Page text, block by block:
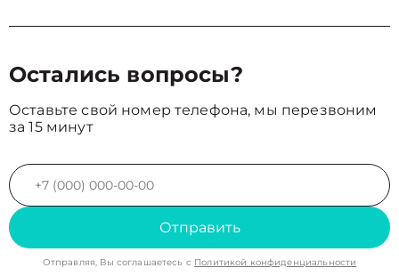
Остались вопросы?
Оставьте свой номер телефона, мы перезвоним
за 15 минут
Отправить
Отправляя, Вы соглашаетесь с Политикой конфиденциальности